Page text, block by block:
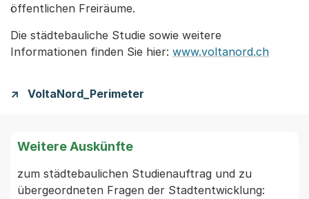
öffentlichen Freiräume.
Die städtebauliche Studie sowie weitere
Informationen finden Sie hier: www.voltanord.ch
VoltaNord_Perimeter
Weitere Auskünfte
zum städtebaulichen Studienauftrag und zu
übergeordneten Fragen der Stadtentwicklung: